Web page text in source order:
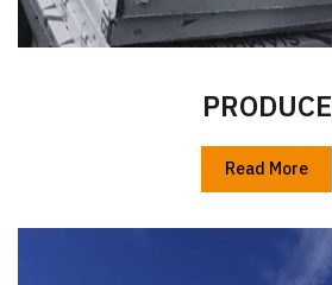
PRODUCE
Read More